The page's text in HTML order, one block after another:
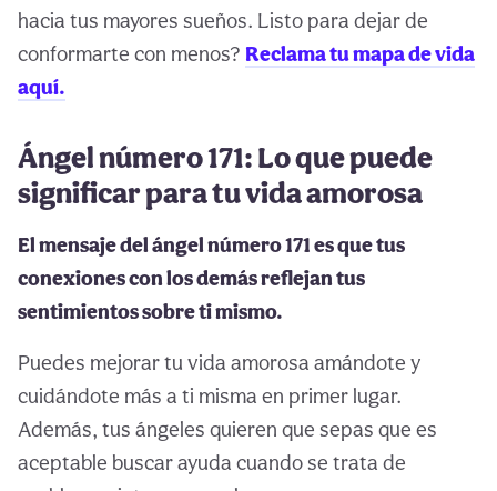
hacia tus mayores sueños. Listo para dejar de
conformarte con menos? Reclama tu mapa de vida
aquí.
Ángel número 171: Lo que puede
significar para tu vida amorosa
El mensaje del ángel número 171 es que tus
conexiones con los demás reflejan tus
sentimientos sobre ti mismo.
Puedes mejorar tu vida amorosa amándote y
cuidándote más a ti misma en primer lugar.
Además, tus ángeles quieren que sepas que es
aceptable buscar ayuda cuando se trata de